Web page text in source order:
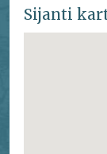
Sijanti